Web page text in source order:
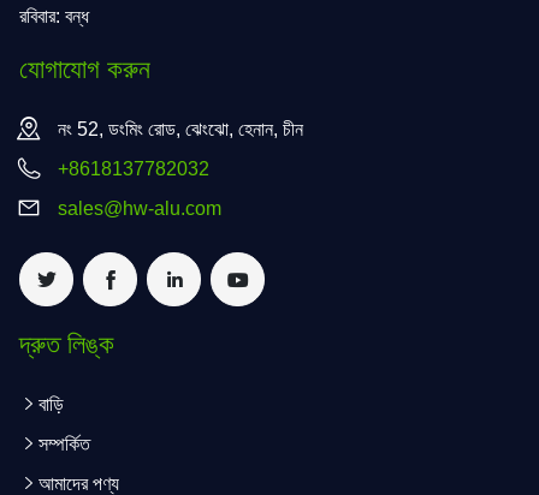
রবিবার: বন্ধ
যোগাযোগ করুন
নং 52, ডংমিং রোড, ঝেংঝো, হেনান, চীন
+8618137782032
sales@hw-alu.com
দ্রুত লিঙ্ক
বাড়ি
সম্পর্কিত
আমাদের পণ্য